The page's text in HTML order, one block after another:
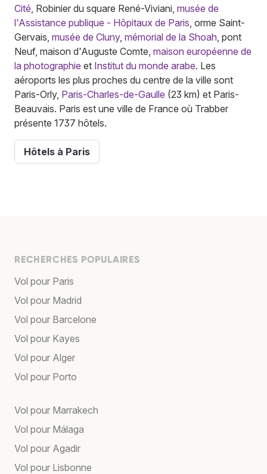
Cité , Robinier du square René-Viviani, musée de
l'Assistance publique - Hôpitaux de Paris , orme Saint-
Gervais, musée de Cluny, mémorial de la Shoah , pont
Neuf, maison d'Auguste Comte, maison européenne de
la photographie et Institut du monde arabe. Les
aéroports les plus proches du centre de la ville sont
Paris-Orly, Paris-Charles-de-Gaulle (23 km) et Paris-
Beauvais. Paris est une ville de France où Trabber
présente 1737 hôtels.
Hôtels à Paris
RECHERCHES POPULAIRES
Vol pour Paris
Vol pour Madrid
Vol pour Barcelone
Vol pour Kayes
Vol pour Alger
Vol pour Porto
Vol pour Marrakech
Vol pour Málaga
Vol pour Agadir
Vol pour Lisbonne